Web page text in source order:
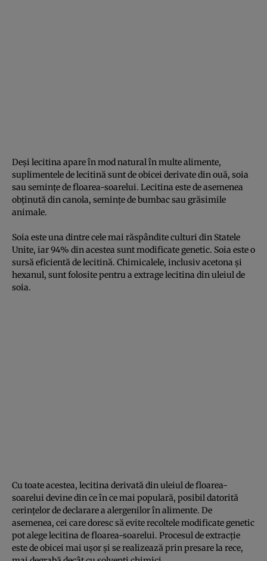
Deşi lecitina apare în mod natural în multe alimente,
suplimentele de lecitină sunt de obicei derivate din ouă, soia
sau seminţe de floarea-soarelui. Lecitina este de asemenea
obţinută din canola, seminţe de bumbac sau grăsimile
animale.
Soia este una dintre cele mai răspândite culturi din Statele
Unite, iar 94% din acestea sunt modificate genetic. Soia este o
sursă eficientă de lecitină. Chimicalele, inclusiv acetona şi
hexanul, sunt folosite pentru a extrage lecitina din uleiul de
soia.
Cu toate acestea, lecitina derivată din uleiul de floarea-
soarelui devine din ce în ce mai populară, posibil datorită
cerinţelor de declarare a alergenilor în alimente. De
asemenea, cei care doresc să evite recoltele modificate genetic
pot alege lecitina de floarea-soarelui. Procesul de extracţie
este de obicei mai uşor şi se realizează prin presare la rece,